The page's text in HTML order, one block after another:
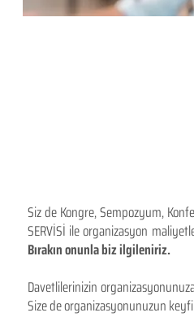
Siz de Kongre, Sempozyum,
SERVİSİ ile organizasyon
Bırakın onunla biz ilgileniriz.
Davetlilerinizin
Size de organizasyonunuzun